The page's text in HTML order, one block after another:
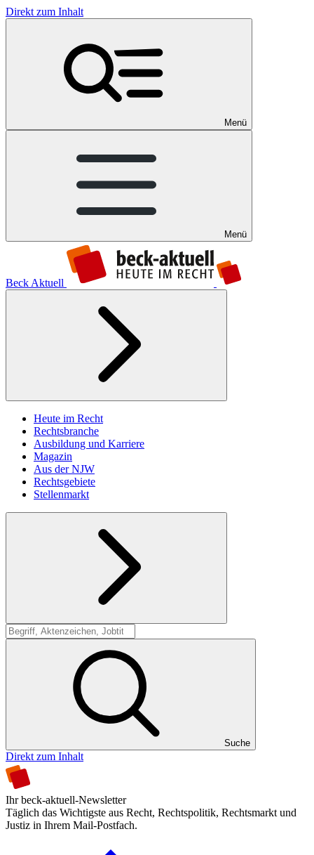
Direkt zum Inhalt
Menü
Menü
Beck Aktuell
Heute im Recht
Rechtsbranche
Ausbildung und Karriere
Magazin
Aus der NJW
Rechtsgebiete
Stellenmarkt
Suche
Suche
Direkt zum Inhalt
Ihr beck-aktuell-Newsletter
Täglich das Wichtigste aus Recht, Rechtspolitik, Rechtsmarkt und
Justiz in Ihrem Mail-Postfach.